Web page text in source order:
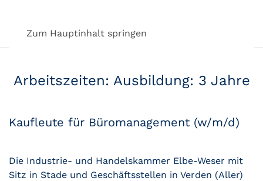
Zum Hauptinhalt springen
Arbeitszeiten: Ausbildung: 3 Jahre
Kaufleute für Büromanagement (w/m/d)
Die Industrie- und Handelskammer Elbe-Weser mit
Sitz in Stade und Geschäftsstellen in Verden (Aller)